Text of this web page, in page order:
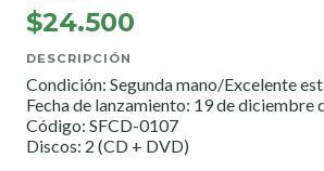
$24.500
DESCRIPCIÓN
Condición: Segunda mano/Excelente
Fecha de lanzamiento: 19 de diciembre
Código: SFCD-0107
Discos: 2 (CD + DVD)